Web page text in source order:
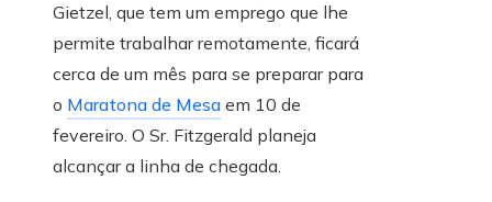
Gietzel, que tem um emprego que lhe
permite trabalhar remotamente, ficará
cerca de um mês para se preparar para
o Maratona de Mesa em 10 de
fevereiro. O Sr. Fitzgerald planeja
alcançar a linha de chegada.